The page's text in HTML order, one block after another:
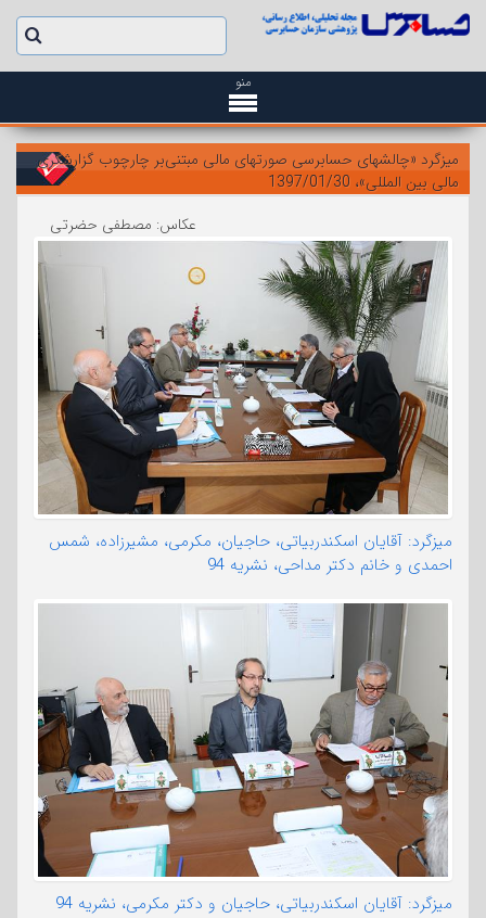
منو
میزگرد «چالشهای حسابرسی صورتهای مالی مبتنی‌بر چارچوب گزارشگری
مالی بین المللی»، 1397/01/30
عکاس: مصطفی حضرتی
میزگرد: آقایان اسکندربیاتی، حاجیان، مکرمی، مشیرزاده، شمس
احمدی و خانم دکتر مداحی، نشریه 94
میزگرد: آقایان اسکندربیاتی، حاجیان و دکتر مکرمی، نشریه 94